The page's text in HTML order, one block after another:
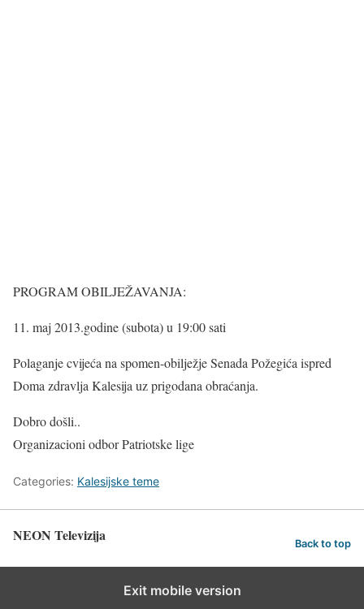
PROGRAM OBILJEŽAVANJA:
11. maj 2013.godine (subota) u 19:00 sati
Polaganje cvijeća na spomen-obilježje Senada Požegića ispred
Doma zdravlja Kalesija uz prigodana obraćanja.
Dobro došli..
Organizacioni odbor Patriotske lige
Categories: Kalesijske teme
NEON Televizija Back to top
Exit mobile version